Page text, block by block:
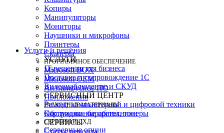
Копиры
Манипуляторы
Мониторы
Наушники и микрофоны
Принтеры
Сканеры
ПРОГРАММНОЕ ОБЕСПЕЧЕНИЕ
Microsoft BOX
Microsoft OEM
Антивирусное ПО
Приложения
РАСХОДНЫЕ МАТЕРИАЛЫ
Картриджи, барабаны, тонеры
СЕРВЕРЫ И СХД
Серверные опции
Услуги и решения
УСЛУГИ
IT-решения для бизнеса
Поставка и сопровождение 1C
Видеонаблюдение и СКУД
СЕРВИСНЫЙ ЦЕНТР
Ремонт компьютерной и цифровой техники
Обслуживание оргтехники
СЕРВИСЫ
Статус ремонта